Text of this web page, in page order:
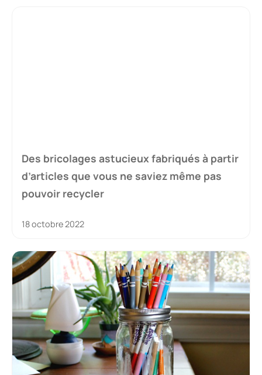
Des bricolages astucieux fabriqués à partir
d’articles que vous ne saviez même pas
pouvoir recycler
18 octobre 2022